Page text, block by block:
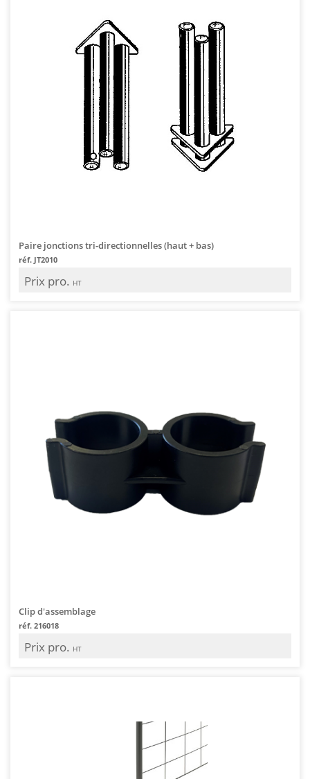
Paire jonctions tri-directionnelles (haut + bas)
réf. JT2010
Prix pro. HT
Clip d'assemblage
réf. 216018
Prix pro. HT